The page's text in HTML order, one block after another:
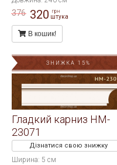
376 320 грн
штука
В кошик!
ЗНИЖКА 15%
Гладкий карниз HM-
23071
Дізнатися свою знижку
Ширина: 5 см